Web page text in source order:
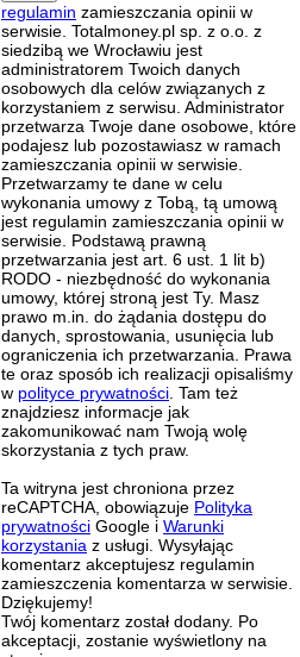
regulamin zamieszczania opinii w
serwisie. Totalmoney.pl sp. z o.o. z
siedzibą we Wrocławiu jest
administratorem Twoich danych
osobowych dla celów związanych z
korzystaniem z serwisu. Administrator
przetwarza Twoje dane osobowe, które
podajesz lub pozostawiasz w ramach
zamieszczania opinii w serwisie.
Przetwarzamy te dane w celu
wykonania umowy z Tobą, tą umową
jest regulamin zamieszczania opinii w
serwisie. Podstawą prawną
przetwarzania jest art. 6 ust. 1 lit b)
RODO - niezbędność do wykonania
umowy, której stroną jest Ty. Masz
prawo m.in. do żądania dostępu do
danych, sprostowania, usunięcia lub
ograniczenia ich przetwarzania. Prawa
te oraz sposób ich realizacji opisaliśmy
w polityce prywatności . Tam też
znajdziesz informacje jak
zakomunikować nam Twoją wolę
skorzystania z tych praw.
Ta witryna jest chroniona przez
reCAPTCHA, obowiązuje Polityka
prywatności Google i Warunki
korzystania z usługi. Wysyłając
komentarz akceptujesz regulamin
zamieszczenia komentarza w serwisie.
Dziękujemy!
Twój komentarz został dodany. Po
akceptacji, zostanie wyświetlony na